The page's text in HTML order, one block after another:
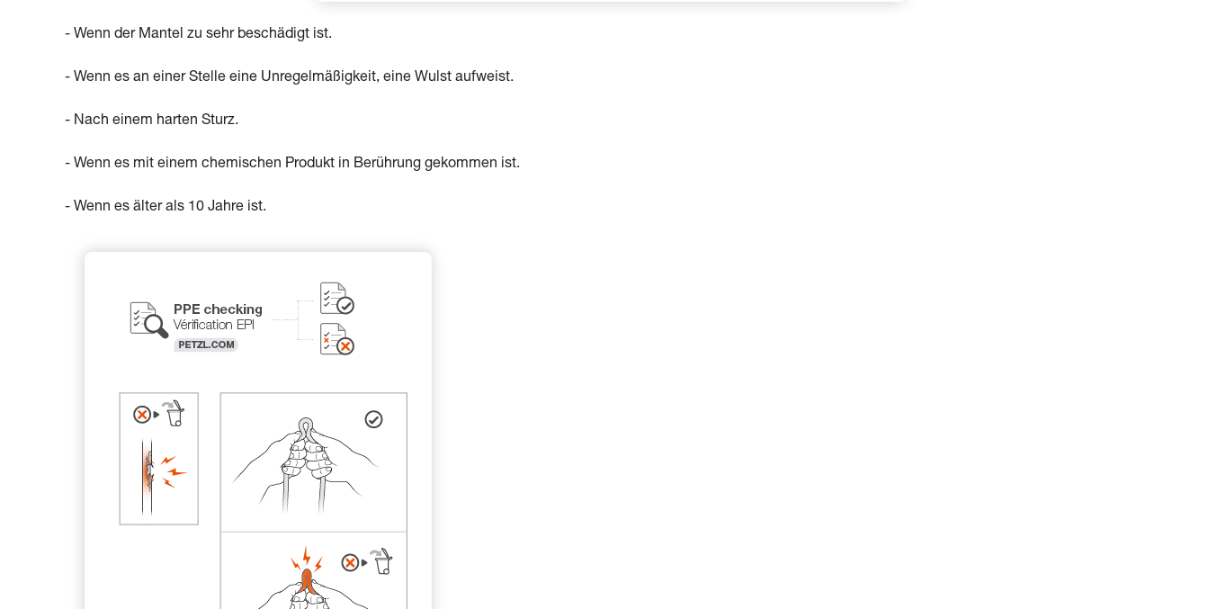
- Wenn der Mantel zu sehr beschädigt ist.
- Wenn es an einer Stelle eine Unregelmäßigkeit, eine Wulst aufweist.
- Nach einem harten Sturz.
- Wenn es mit einem chemischen Produkt in Berührung gekommen ist.
- Wenn es älter als 10 Jahre ist.